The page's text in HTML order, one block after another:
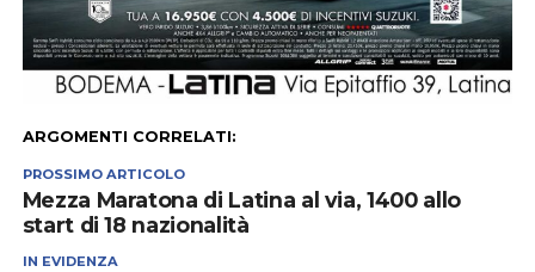
ARGOMENTI CORRELATI:
PROSSIMO ARTICOLO
Mezza Maratona di Latina al via, 1400 allo
start di 18 nazionalità
IN EVIDENZA